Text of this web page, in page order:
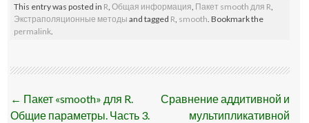
This entry was posted in R,Общая информация, Пакет smooth для R,
Экстраполяционные методы and tagged R, smooth. Bookmark the
permalink.
Post
navigation
← Пакет «smooth» для R.
Общие параметры. Часть 3.
Сравнение аддитивной и
мультипликативной